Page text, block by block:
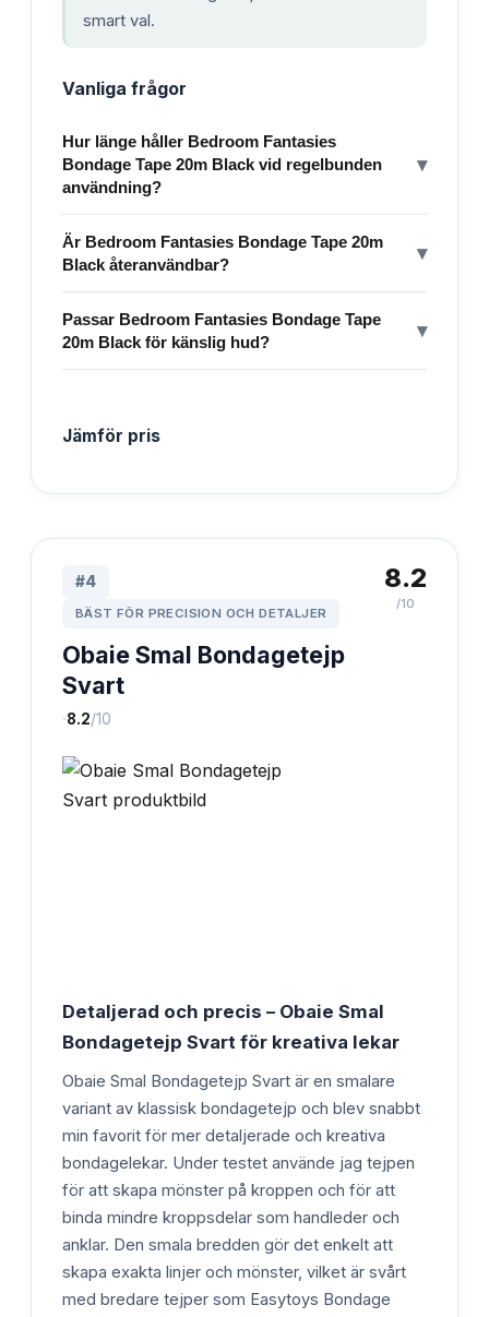
smart val.
Vanliga frågor
Hur länge håller Bedroom Fantasies
Bondage Tape 20m Black vid regelbunden
användning?
▾
Är Bedroom Fantasies Bondage Tape 20m
Black återanvändbar?
▾
Passar Bedroom Fantasies Bondage Tape
20m Black för känslig hud?
▾
Jämför pris
#4
BÄST FÖR PRECISION OCH DETALJER
Obaie Smal Bondagetejp
Svart
·8.2/10
8.2
/10
Detaljerad och precis – Obaie Smal
Bondagetejp Svart för kreativa lekar
Obaie Smal Bondagetejp Svart är en smalare
variant av klassisk bondagetejp och blev snabbt
min favorit för mer detaljerade och kreativa
bondagelekar. Under testet använde jag tejpen
för att skapa mönster på kroppen och för att
binda mindre kroppsdelar som handleder och
anklar. Den smala bredden gör det enkelt att
skapa exakta linjer och mönster, vilket är svårt
med bredare tejper som Easytoys Bondage